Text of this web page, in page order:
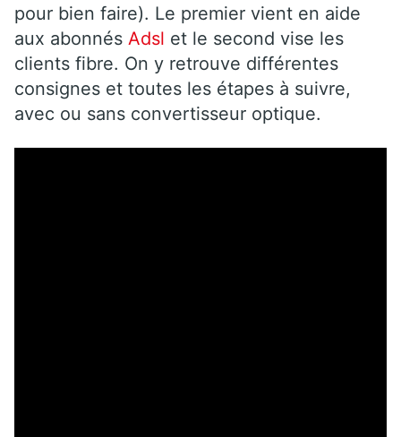
pour bien faire). Le premier vient en aide
aux abonnés Adsl et le second vise les
clients fibre. On y retrouve différentes
consignes et toutes les étapes à suivre,
avec ou sans convertisseur optique.